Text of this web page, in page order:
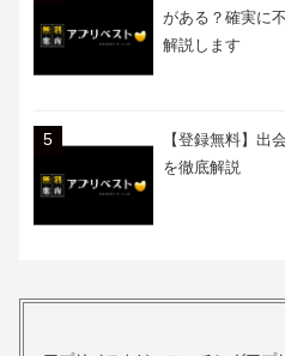
がある？確実に
解説します
【登録無料】出
を徹底解説